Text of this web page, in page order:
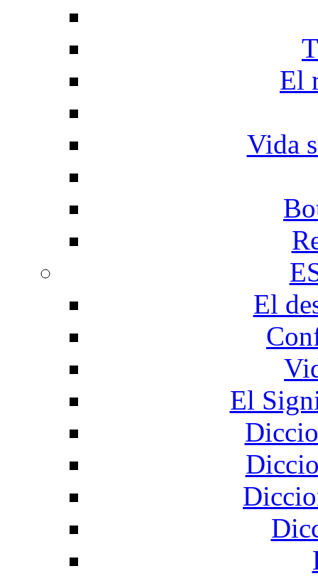
El
Vida
El
El